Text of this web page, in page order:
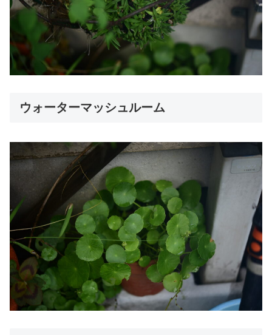
ウォーターマッシュルーム